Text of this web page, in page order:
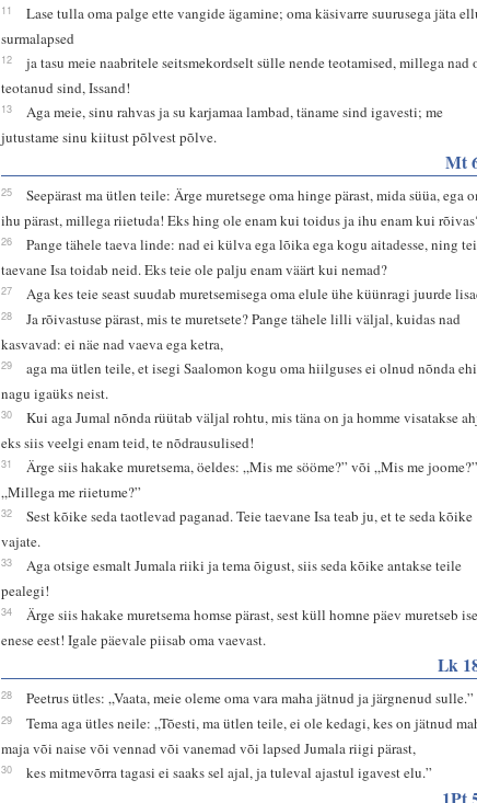
11
Lase tulla oma palge ette vangide ägamine; oma käsivarre suurusega jäta
surmalapsed
12
ja tasu meie naabritele seitsmekordselt sülle nende teotamised, millega nad
teotanud sind, Issand!
13
Aga meie, sinu rahvas ja su karjamaa lambad, täname sind igavesti; me
jutustame sinu kiitust põlvest põlve.
Mt
25
Seepärast ma ütlen teile: Ärge muretsege oma hinge pärast, mida süüa, ega
ihu pärast, millega riietuda! Eks hing ole enam kui toidus ja ihu enam kui
26
Pange tähele taeva linde: nad ei külva ega lõika ega kogu aitadesse, ning
taevane Isa toidab neid. Eks teie ole palju enam väärt kui nemad?
27 Aga kes teie seast suudab muretsemisega oma elule ühe küünragi juurde
28
Ja rõivastuse pärast, mis te muretsete? Pange tähele lilli väljal, kuidas nad
kasvavad: ei näe nad vaeva ega ketra,
29
aga ma ütlen teile, et isegi Saalomon kogu oma hiilguses ei olnud nõnda
nagu igaüks neist.
30
Kui aga Jumal nõnda rüütab väljal rohtu, mis täna on ja homme visatakse
eks siis veelgi enam teid, te nõdrausulised!
31
Ärge siis hakake muretsema, öeldes: „Mis me sööme?” või „Mis me
„Millega me riietume?”
32
Sest kõike seda taotlevad paganad. Teie taevane Isa teab ju, et te seda kõike
vajate.
33
Aga otsige esmalt Jumala riiki ja tema õigust, siis seda kõike antakse teile
pealegi!
34
Ärge siis hakake muretsema homse pärast, sest küll homne päev muretseb ise
enese eest! Igale päevale piisab oma vaevast.
Lk
28 Peetrus ütles: „Vaata, meie oleme oma vara maha jätnud ja järgnenud sulle.”
29
Tema aga ütles neile: „Tõesti, ma ütlen teile, ei ole kedagi, kes on jätnud
maja või naise või vennad või vanemad või lapsed Jumala riigi pärast,
30 kes mitmevõrra tagasi ei saaks sel ajal, ja tuleval ajastul igavest elu.”
1Pt